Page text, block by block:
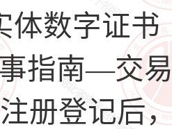
体数字证
指南—交
册登记后